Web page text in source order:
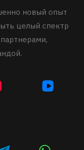
новый опыт
целый спектр